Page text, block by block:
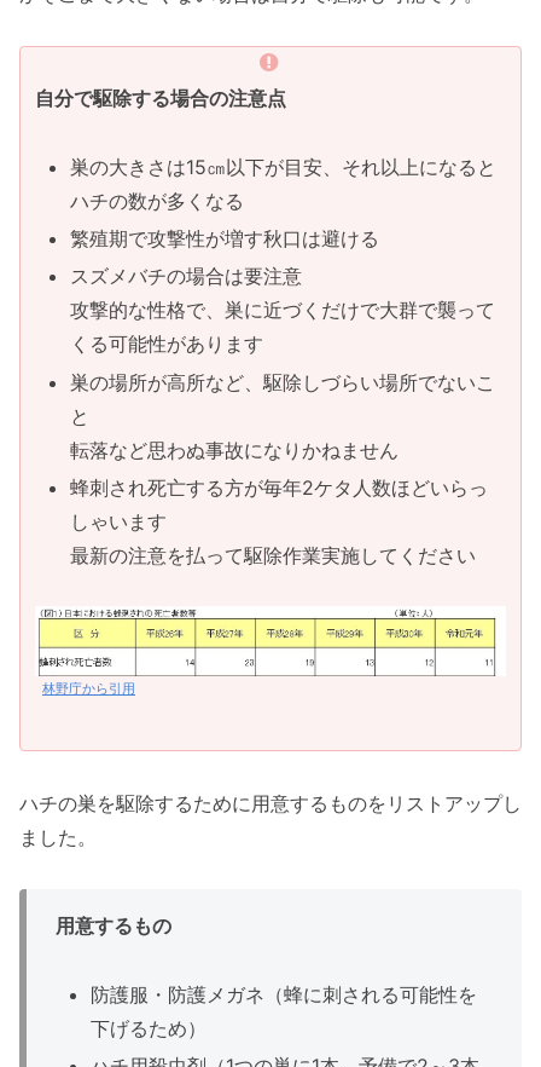
自分で駆除する場合の注意点
巣の大きさは15㎝以下が目安、それ以上になると
ハチの数が多くなる
繁殖期で攻撃性が増す秋口は避ける
スズメバチの場合は要注意
攻撃的な性格で、巣に近づくだけで大群で襲って
くる可能性があります
巣の場所が高所など、駆除しづらい場所でないこ
と
転落など思わぬ事故になりかねません
蜂刺され死亡する方が毎年2ケタ人数ほどいらっ
しゃいます
最新の注意を払って駆除作業実施してください
林野庁から引用
ハチの巣を駆除するために用意するものをリストアップし
ました。
用意するもの
防護服・防護メガネ（蜂に刺される可能性を
下げるため）